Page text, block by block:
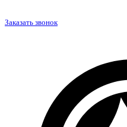
Заказать звонок